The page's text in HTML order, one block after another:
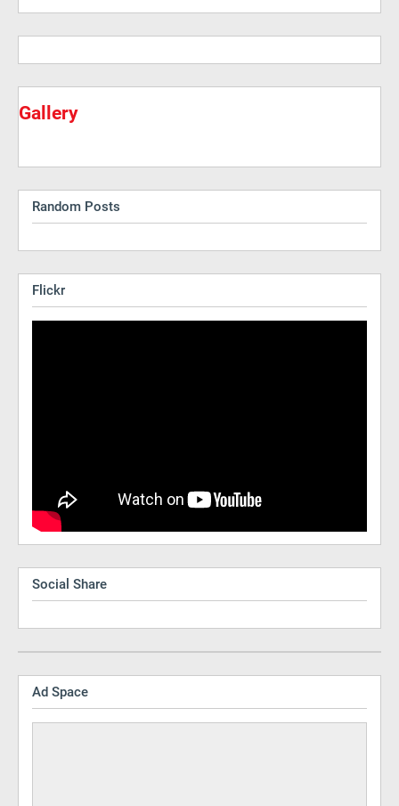
Gallery
Random Posts
Flickr
Social Share
Ad Space